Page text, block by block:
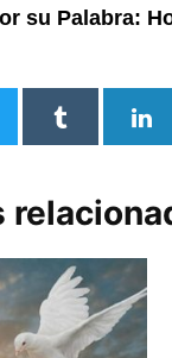
su Palabra: